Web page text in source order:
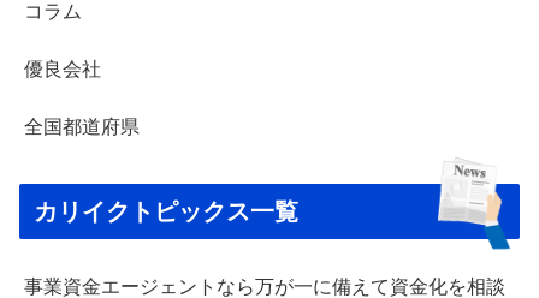
コラム
優良会社
全国都道府県
カリイクトピックス一覧
事業資金エージェントなら万が一に備えて資金化を相談